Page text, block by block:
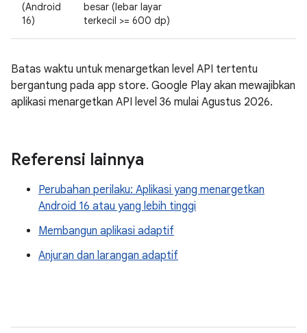
(Android
16)
besar (lebar layar
terkecil >= 600 dp)
Batas waktu untuk menargetkan level API tertentu
bergantung pada app store. Google Play akan mewajibkan
aplikasi menargetkan API level 36 mulai Agustus 2026.
Referensi lainnya
Perubahan perilaku: Aplikasi yang menargetkan
Android 16 atau yang lebih tinggi
Membangun aplikasi adaptif
Anjuran dan larangan adaptif